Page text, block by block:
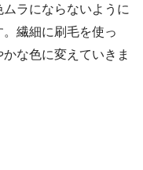
ラにならないように
繊細に刷毛を使っ
な色に変えていきま